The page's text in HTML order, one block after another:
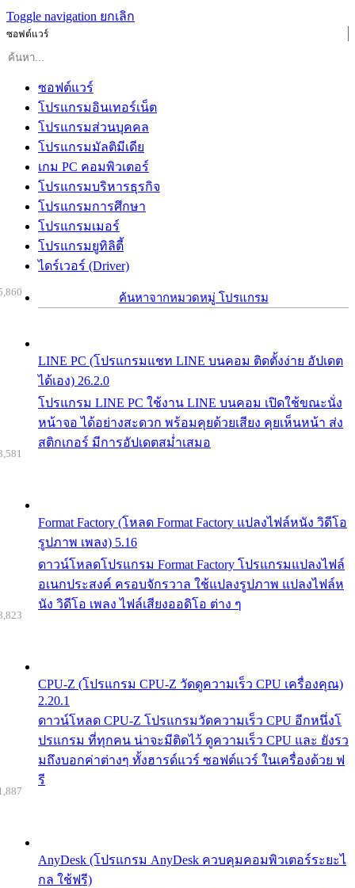
Toggle navigation ยกเลิก
ซอฟต์แวร์
ซอฟต์แวร์
โปรแกรมอินเทอร์เน็ต
โปรแกรมส่วนบุคคล
โปรแกรมมัลติมีเดีย
เกม PC คอมพิวเตอร์
โปรแกรมบริหารธุรกิจ
โปรแกรมการศึกษา
โปรแกรมเมอร์
โปรแกรมยูทิลิตี้
ไดร์เวอร์ (Driver)
ค้นหาจากหมวดหมู่ โปรแกรม
LINE PC (โปรแกรมแชท LINE บนคอม ติดตั้งง่าย อัปเดต
ได้เอง) 26.2.0
โปรแกรม LINE PC ใช้งาน LINE บนคอม เปิดใช้ขณะนั่ง
หน้าจอ ได้อย่างสะดวก พร้อมคุยด้วยเสียง คุยเห็นหน้า ส่ง
สติกเกอร์ มีการอัปเดตสม่ำเสมอ
Format Factory (โหลด Format Factory แปลงไฟล์หนัง วิดีโอ
รูปภาพ เพลง) 5.16
ดาวน์โหลดโปรแกรม Format Factory โปรแกรมแปลงไฟล์
อเนกประสงค์ ครอบจักรวาล ใช้แปลงรูปภาพ แปลงไฟล์ห
นัง วิดีโอ เพลง ไฟล์เสียงออดิโอ ต่าง ๆ
CPU-Z (โปรแกรม CPU-Z วัดดูความเร็ว CPU เครื่องคุณ)
2.20.1
ดาวน์โหลด CPU-Z โปรแกรมวัดความเร็ว CPU อีกหนึ่งโ
ปรแกรม ที่ทุกคน น่าจะมีติดไว้ ดูความเร็ว CPU และ ยังรว
มถึงบอกค่าต่างๆ ทั้งฮารด์แวร์ ซอฟต์แวร์ ในเครื่องด้วย ฟ
รี
AnyDesk (โปรแกรม AnyDesk ควบคุมคอมพิวเตอร์ระยะไ
กล ใช้ฟรี)